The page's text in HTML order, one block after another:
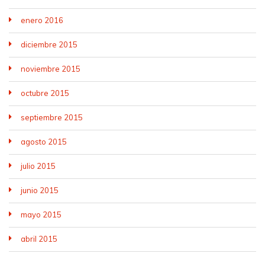
enero 2016
diciembre 2015
noviembre 2015
octubre 2015
septiembre 2015
agosto 2015
julio 2015
junio 2015
mayo 2015
abril 2015